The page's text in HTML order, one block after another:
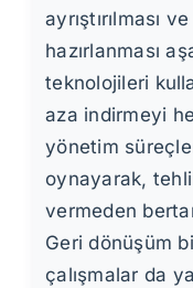
ayrıştırılması
hazırlanması
teknolojileri
aza indirmeyi
yönetim
oynayarak,
vermeden
Geri dönüşüm
çalışmalar da